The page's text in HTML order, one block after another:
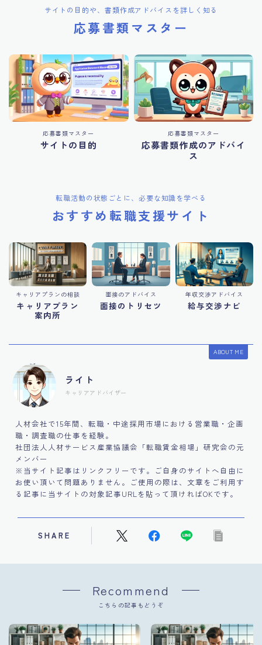
サイトの目的や、書類作成アドバイスを詳しく知る
応募書類マスター
応募書類マスター
サイトの目的
応募書類マスター
応募書類作成のアドバイ
ス
転職活動の状態ごとに、必要な知識を学べる
おすすめ転職支援サイト
キャリアプランの相談
キャリアプラン
案内所
面接のアドバイス
面接のトリセツ
年収交渉アドバイス
給与交渉ナビ
ABOUT ME
ライト
キャリアアドバイザー
人材会社で15年間、転職・中途採用市場における営業職・企画
職・調査職の仕事を経験。
社団法人人材サービス産業協議会「転職賃金相場」研究会の元
メンバー
※当サイト記事はリンクフリーです。ご自身のサイトへ自由に
お使い頂いて問題ありません。ご使用の際は、文章をご利用す
る記事に当サイトの対象記事URLを貼って頂ければOKです。
SHARE
Recommend
こちらの記事もどうぞ